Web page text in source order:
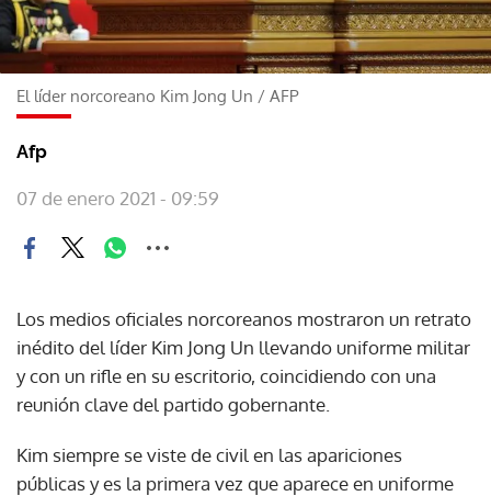
El líder norcoreano Kim Jong Un / AFP
Afp
07 de enero 2021 - 09:59
Los medios oficiales norcoreanos mostraron un retrato
inédito del líder Kim Jong Un llevando uniforme militar
y con un rifle en su escritorio, coincidiendo con una
reunión clave del partido gobernante.
Kim siempre se viste de civil en las apariciones
públicas y es la primera vez que aparece en uniforme